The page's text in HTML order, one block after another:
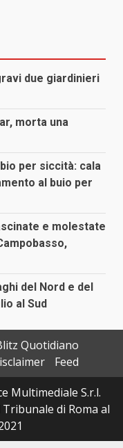
due giardinieri
morta una
per siccità: cala
al buio per
e molestate
del Nord e del
al Sud
Quotidiano
Feed
Multimediale S.r.l.
di Roma al